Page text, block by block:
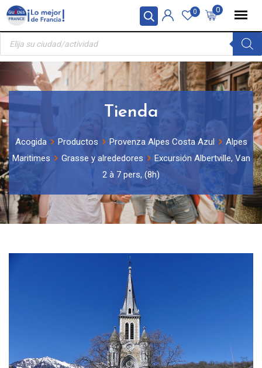
Panel de gestión de cookies
Skip
content
0
0
Búsqueda
productos
Tienda
Acogida Productos Provenza Alpes Costa Azul
Alpes
Maritimes
Grasse y alrededores
Excursión Albertville, Van
2 à 7 pers, (8h)